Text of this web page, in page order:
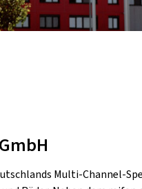
Multi-Channel-